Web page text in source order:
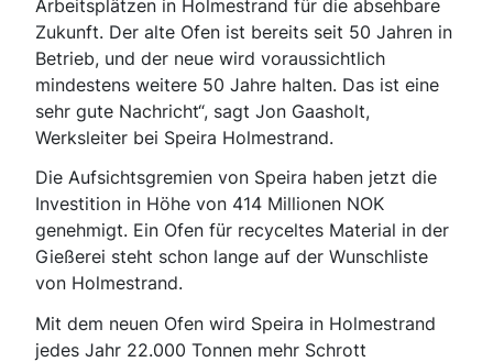
Arbeitsplätzen in Holmestrand für die absehbare
Zukunft. Der alte Ofen ist bereits seit 50 Jahren in
Betrieb, und der neue wird voraussichtlich
mindestens weitere 50 Jahre halten. Das ist eine
sehr gute Nachricht“, sagt Jon Gaasholt,
Werksleiter bei Speira Holmestrand.
Die Aufsichtsgremien von Speira haben jetzt die
Investition in Höhe von 414 Millionen NOK
genehmigt. Ein Ofen für recyceltes Material in der
Gießerei steht schon lange auf der Wunschliste
von Holmestrand.
Mit dem neuen Ofen wird Speira in Holmestrand
jedes Jahr 22.000 Tonnen mehr Schrott